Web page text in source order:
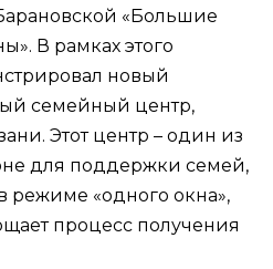
«Большие
В рамках этого
новый
семейный центр,
Этот центр – один из
для поддержки семей,
режиме «одного окна»,
процесс получения